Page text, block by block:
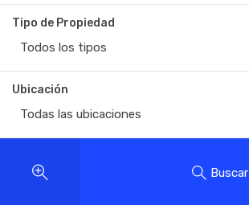
Tipo de Propiedad
Todos los tipos
Ubicación
Todas las ubicaciones
Buscar